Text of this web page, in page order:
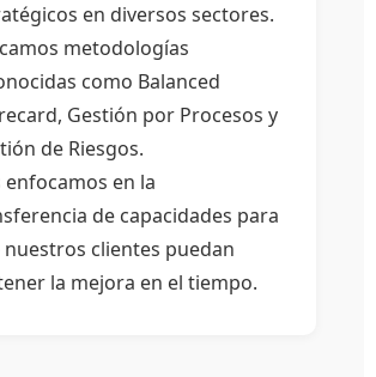
en diversos sectores.
metodologías
como Balanced
Gestión por Procesos y
de Riesgos.
enfocamos en la
de capacidades para
nuestros clientes puedan
la mejora en el tiempo.